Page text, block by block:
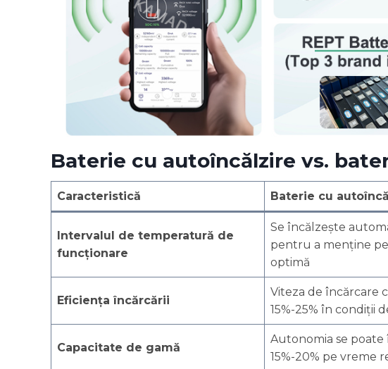
Baterie cu autoîncălzire vs.
Caracteristică Baterie cu
Intervalul de temperatură de
funcționare
Se încălzește
pentru a menține
optimă
Eficiența încărcării
Viteza de încărcare
15%-25% în condiții
Capacitate de gamă
Autonomia se
15%-20% pe vreme